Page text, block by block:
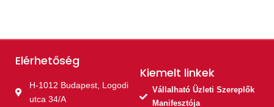
Elérhetőség
H-1012 Budapest, Logodi
utca 34/A
Kiemelt linkek​
Vállalható Üzleti Szereplők
Manifesztója